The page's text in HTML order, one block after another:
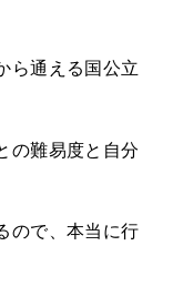
ら通える国公立
の難易度と自分
ので、本当に行